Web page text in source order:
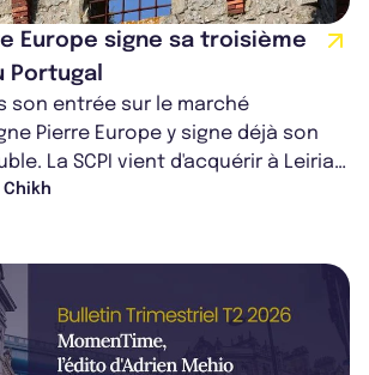
Europe signe sa troisième
Portugal
son entrée sur le marché
Pierre Europe y signe déjà son
La SCPI vient d'acquérir à Leiria,
pays, un établis...
Chikh